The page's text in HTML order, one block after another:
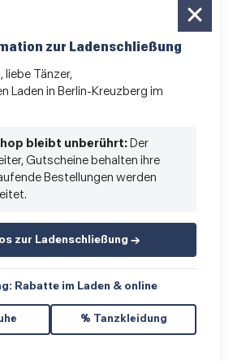
bestellen
widerrufen
Hacke & Spitze GmbH
zur Ladenschließung
liebe Tänzer,
Laden in Berlin-Kreuzberg im
bleibt unberührt: Der
Gutscheine behalten ihre
Bestellungen werden
zur Ladenschließung →
Rabatte im Laden & online
% Tanzkleidung